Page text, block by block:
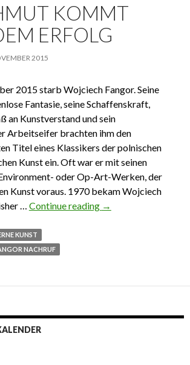
KOMMT
ERFOLG
2015
2015 starb Wojciech Fangor. Seine
Fantasie, seine Schaffenskraft,
an Kunstverstand und sein
Arbeitseifer brachten ihm den
Titel eines Klassikers der polnischen
Kunst ein. Oft war er mit seinen
oder Op-Art-Werken, der
Kunst voraus. 1970 bekam Wojciech
… Continue reading Hochmut kommt vor
→
KUNST
NACHRUF